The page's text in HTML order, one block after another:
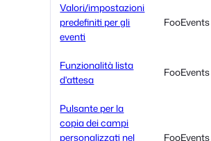
Valori/impostazioni
predefiniti per gli
eventi
FooEvents
Funzionalità lista
d'attesa
FooEvents
Pulsante per la
copia dei campi
personalizzati nel
FooEvents